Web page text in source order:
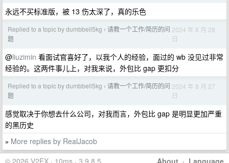
永远不买标准版，被 13 伤太深了，真的乐色
Replied to a topic by dumbbell5kg › 请教一个工作/简历的问
题
2024 年 8 月 28
日
@liuzimin 看面试官喜好了，以我个人的经验，面过的 wb 没见过非常
经验的。这两件事儿上，对我来说，外包比 gap 更扣分
Replied to a topic by dumbbell5kg › 请教一个工作/简历的问
题
2024 年 8 月 27
日
感觉取决于你想去什么公司，对我而言，外包比 gap 是明显更加严重
的黑历史
» More replies by RealJacob
About · Language
© 2026 V2EX · 10ms · 3.9.8.5